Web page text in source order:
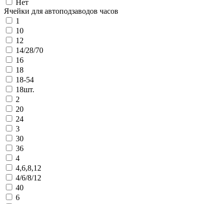
Нет
Ячейки для автоподзаводов часов
1
10
12
14/28/70
16
18
18-54
18шт.
2
20
24
3
30
36
4
4,6,8,12
4/6/8/12
40
6